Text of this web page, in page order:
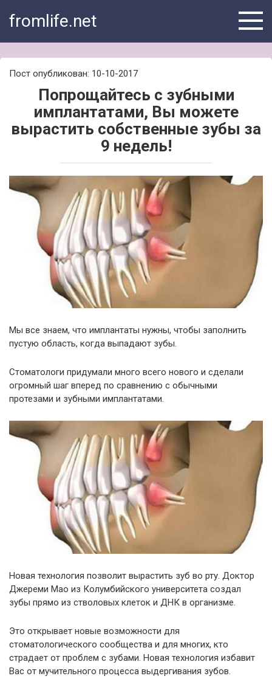
fromlife.net
Пост опубликован: 10-10-2017
Попрощайтесь с зубными
имплантатами, Вы можете
вырастить собственные зубы за
9 недель!
Мы все знаем, что имплантаты нужны, чтобы заполнить
пустую область, когда выпадают зубы.
Стоматологи придумали много всего нового и сделали
огромный шаг вперед по сравнению с обычными
протезами и зубными имплантатами.
Новая технология позволит вырастить зуб во рту. Доктор
Джереми Мао из Колумбийского университета создал
зубы прямо из стволовых клеток и ДНК в организме.
Это открывает новые возможности для
стоматологического сообщества и для многих, кто
страдает от проблем с зубами. Новая технология избавит
Вас от мучительного процесса выдергивания зубов.